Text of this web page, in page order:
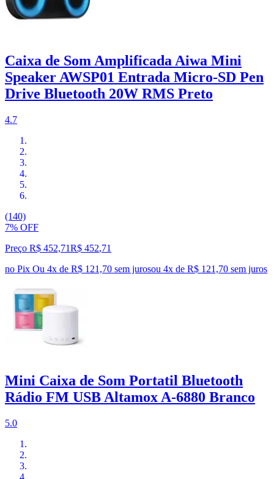
Caixa de Som Amplificada Aiwa Mini
Speaker AWSP01 Entrada Micro-SD Pen
Drive Bluetooth 20W RMS Preto
4.7
(140)
7% OFF
Preço R$ 452,71R$ 452,71
no Pix Ou 4x de R$ 121,70 sem jurosou 4x de R$ 121,70 sem juros
Mini Caixa de Som Portatil Bluetooth
Rádio FM USB Altamox A-6880 Branco
5.0